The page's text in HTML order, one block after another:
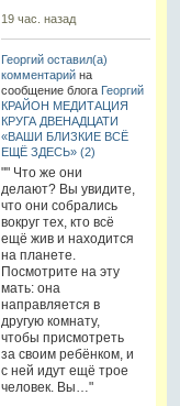
19 час. назад
Георгий оставил(а)
комментарийна
сообщение блога Георгий
КРАЙОН МЕДИТАЦИЯ
КРУГА ДВЕНАДЦАТИ
«ВАШИ БЛИЗКИЕ ВСЁ
ЕЩЁ ЗДЕСЬ» (2)
"" Что же они
делают? Вы увидите,
что они собрались
вокруг тех, кто всё
ещё жив и находится
на планете.
Посмотрите на эту
мать: она
направляется в
другую комнату,
чтобы присмотреть
за своим ребёнком, и
с ней идут ещё трое
человек. Вы…"